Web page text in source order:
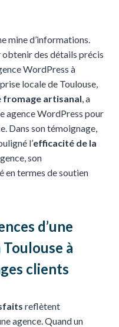
mine d’informations.
des détails précis
WordPress à
locale de Toulouse,
fromage artisanal , a
agence WordPress pour
Dans son témoignage,
l’efficacité de la
son
en termes de soutien
d’une
à
clients
reflètent
agence. Quand un